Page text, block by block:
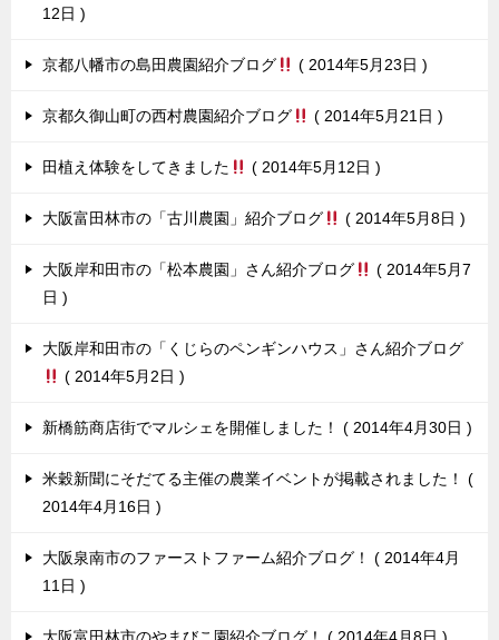
12日
京都八幡市の島田農園紹介ブログ 2014年5月23日
京都久御山町の西村農園紹介ブログ 2014年5月21日
田植え体験をしてきました 2014年5月12日
大阪富田林市の「古川農園」紹介ブログ 2014年5月8日
大阪岸和田市の「松本農園」さん紹介ブログ
2014年5月7
日
大阪岸和田市の「くじらのペンギンハウス」さん紹介ブログ
2014年5月2日
新橋筋商店街でマルシェを開催しました！ 2014年4月30日
米穀新聞にそだてる主催の農業イベントが掲載されました！
2014年4月16日
大阪泉南市のファーストファーム紹介ブログ！
2014年4月
11日